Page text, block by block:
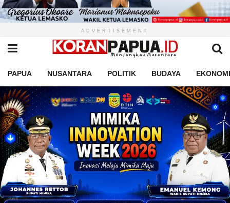
ADVERTISEMENT
PAPUA NUSANTARA POLITIK BUDAYA EKONOMI